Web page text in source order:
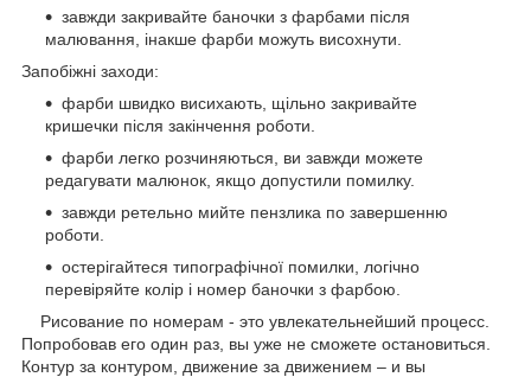
завжди закривайте баночки з фарбами після
малювання, інакше фарби можуть висохнути.
Запобіжні заходи:
фарби швидко висихають, щільно закривайте
кришечки після закінчення роботи.
фарби легко розчиняються, ви завжди можете
редагувати малюнок, якщо допустили помилку.
завжди ретельно мийте пензлика по завершенню
роботи.
остерігайтеся типографічної помилки, логічно
перевіряйте колір і номер баночки з фарбою.
Рисование по номерам - это увлекательнейший процесс.
Попробовав его один раз, вы уже не сможете остановиться.
Контур за контуром, движение за движением – и вы